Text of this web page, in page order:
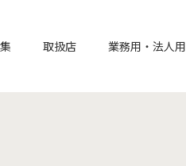
取扱店 業務用・法人用